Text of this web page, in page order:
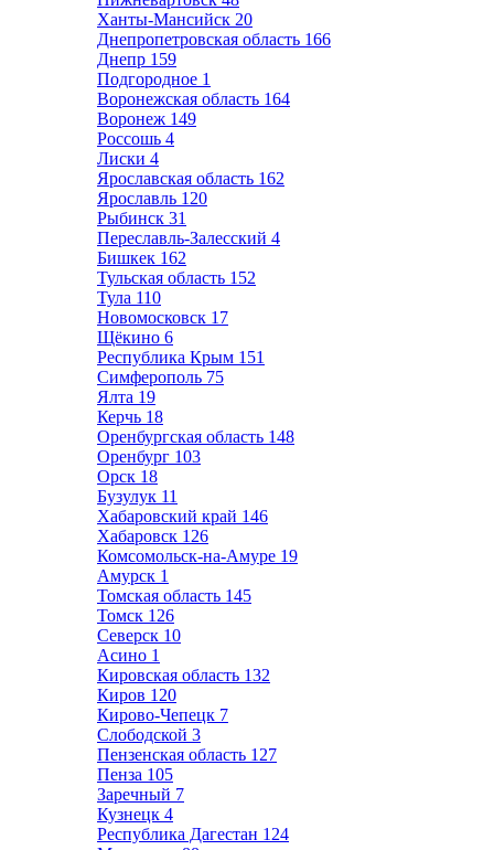
Ханты-Мансийск 20
Днепропетровская область 166
Днепр 159
Подгородное 1
Воронежская область 164
Воронеж 149
Россошь 4
Лиски 4
Ярославская область 162
Ярославль 120
Рыбинск 31
Переславль-Залесский 4
Бишкек 162
Тульская область 152
Тула 110
Новомосковск 17
Щёкино 6
Республика Крым 151
Симферополь 75
Ялта 19
Керчь 18
Оренбургская область 148
Оренбург 103
Орск 18
Бузулук 11
Хабаровский край 146
Хабаровск 126
Комсомольск-на-Амуре 19
Амурск 1
Томская область 145
Томск 126
Северск 10
Асино 1
Кировская область 132
Киров 120
Кирово-Чепецк 7
Слободской 3
Пензенская область 127
Пенза 105
Заречный 7
Кузнецк 4
Республика Дагестан 124